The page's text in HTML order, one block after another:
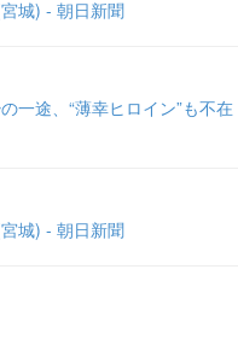
城) - 朝日新聞
一途、“薄幸ヒロイン”も不在
城) - 朝日新聞